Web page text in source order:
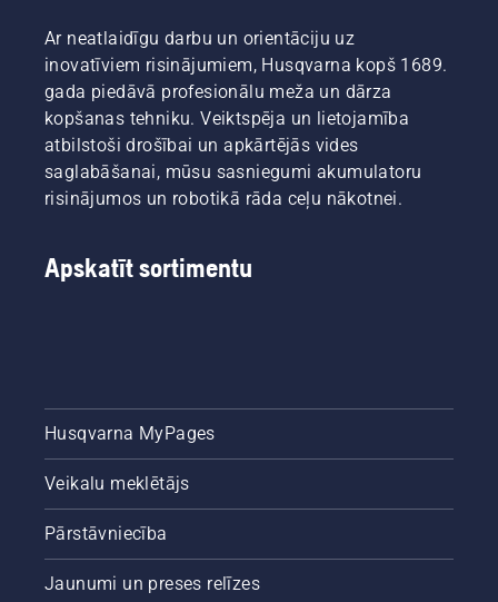
Ar neatlaidīgu darbu un orientāciju uz
inovatīviem risinājumiem, Husqvarna kopš 1689.
gada piedāvā profesionālu meža un dārza
kopšanas tehniku. Veiktspēja un lietojamība
atbilstoši drošībai un apkārtējās vides
saglabāšanai, mūsu sasniegumi akumulatoru
risinājumos un robotikā rāda ceļu nākotnei.
Apskatīt sortimentu
Husqvarna MyPages
Veikalu meklētājs
Pārstāvniecība
Jaunumi un preses relīzes